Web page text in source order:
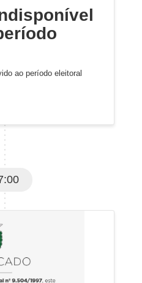
ao período eleitoral